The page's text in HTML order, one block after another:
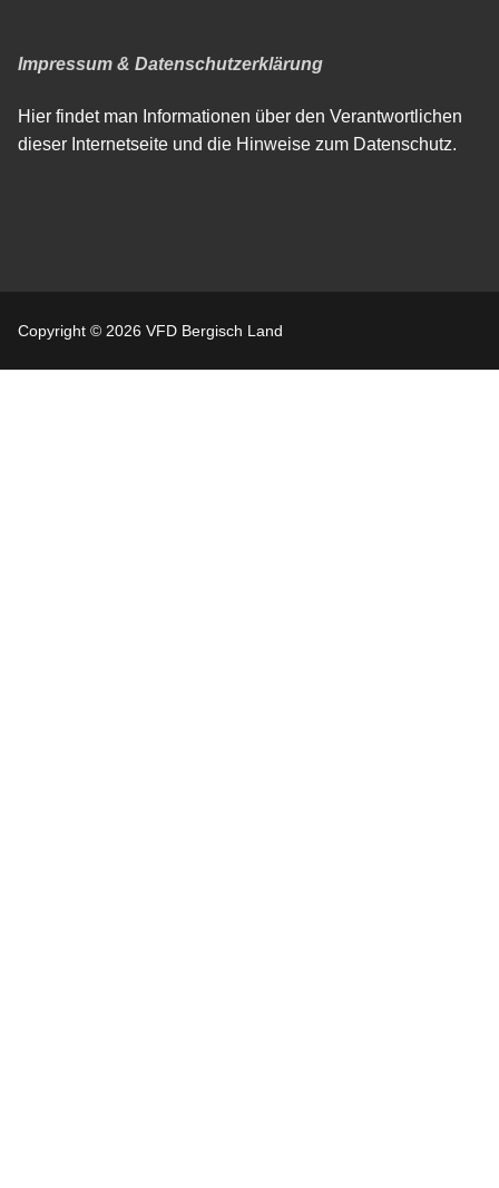
Impressum & Datenschutzerklärung
Hier findet man Informationen über den Verantwortlichen
dieser Internetseite und die Hinweise zum Datenschutz.
Copyright © 2026 VFD Bergisch Land